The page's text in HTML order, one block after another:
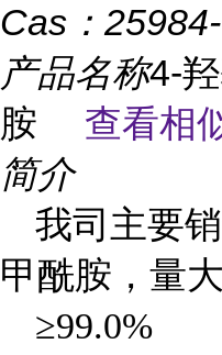
Cas：
产品名称4-
胺 查看相
简介
我司主要
甲酰胺，量